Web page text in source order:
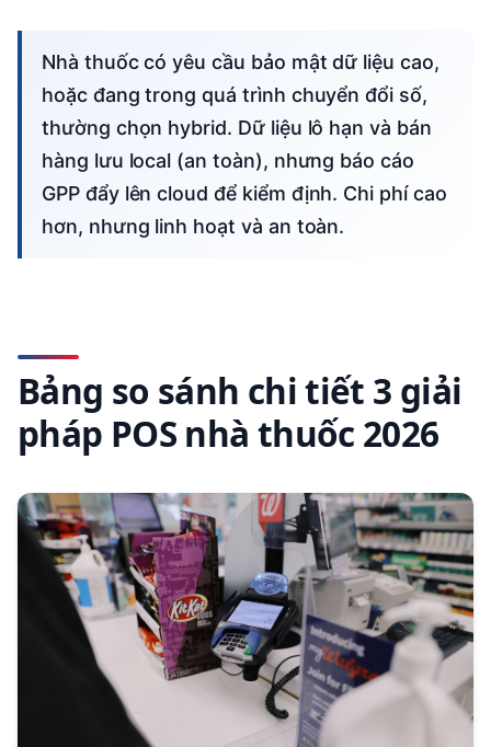
Nhà thuốc có yêu cầu bảo mật dữ liệu cao,
hoặc đang trong quá trình chuyển đổi số,
thường chọn hybrid. Dữ liệu lô hạn và bán
hàng lưu local (an toàn), nhưng báo cáo
GPP đẩy lên cloud để kiểm định. Chi phí cao
hơn, nhưng linh hoạt và an toàn.
Bảng so sánh chi tiết 3 giải
pháp POS nhà thuốc 2026